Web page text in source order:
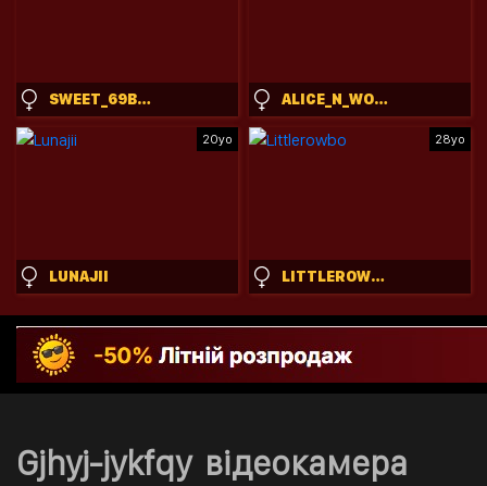
SWEET_69BILLY ALICE_N_WOODERLAND
20yo
LUNAJII
28yo
LITTLEROWBO
Gjhyj-jykfqy відеокамера